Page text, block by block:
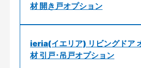
材 開き戸オプション
ieria(イエリア) リビングドア
材 引戸･吊戸オプション